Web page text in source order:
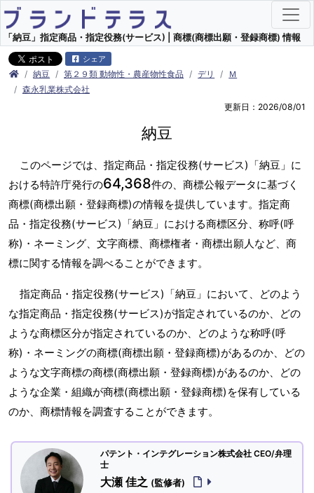
「納豆」指定商品・指定役務(サービス) | 商標(商標出願・登録商標) 情報
シェア
納豆 第２９類 動物性・農産物性食品 デリ
Ｍ
森永乳業株式会社
更新日：2026/08/01
納豆
このページでは、指定商品・指定役務(サービス)「納豆」に
おける特許庁発行の64,368件の、商標公報データに基づく
商標(商標出願・登録商標)の情報を提供しています。指定商
品・指定役務(サービス)「納豆」における商標区分、称呼(呼
称)・ネーミング、文字商標、商標権者・商標出願人など、商
標に関する情報を調べることができます。
指定商品・指定役務(サービス)「納豆」において、どのよう
な指定商品・指定役務(サービス)が指定されているのか、どの
ような商標区分が指定されているのか、どのような称呼(呼
称)・ネーミングの商標(商標出願・登録商標)があるのか、どの
ような文字商標の商標(商標出願・登録商標)があるのか、どの
ような企業・組織が商標(商標出願・登録商標)を保有している
のか、商標情報を調査することができます。
パテント・インテグレーション株式会社 CEO/弁理
士
大瀬 佳之 (監修者)